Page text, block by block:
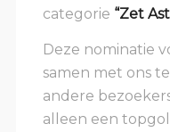
categorie “Zet
Deze nominatie
samen met ons
andere
alleen een